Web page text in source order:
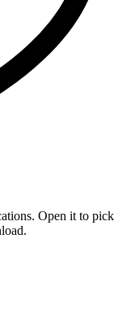
Open it to pick